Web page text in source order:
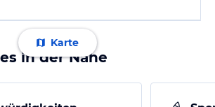
Karte
in der Nähe